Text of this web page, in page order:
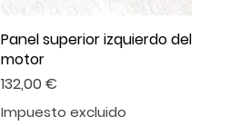
Panel superior izquierdo del
motor
Precio
132,00 €
Impuesto excluido